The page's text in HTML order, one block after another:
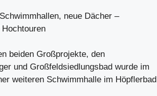
neue Dächer –
beiden Großprojekte, den
und Großfeldsiedlungsbad wurde im
weiteren Schwimmhalle im Höpflerbad